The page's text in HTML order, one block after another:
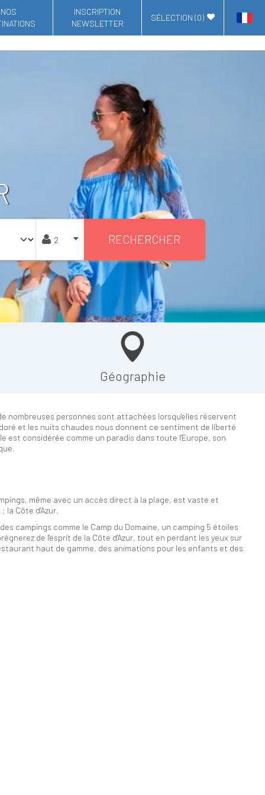
NOS
INSCRIPTION
NEWSLETTER
SÉLECTION (0)
RECHERCHER
Géographie
nombreuses personnes sont attachées lorsqu'elles réservent
et les nuits chaudes nous donnent ce sentiment de liberté
considérée comme un paradis dans toute l'Europe, son
même avec un accès direct à la plage, est vaste et
Côte d'Azur.
campings comme le Camp du Domaine, un camping 5 étoiles
de l'esprit de la Côte d'Azur, tout en perdant les yeux sur
haut de gamme, des animations pour les enfants et des